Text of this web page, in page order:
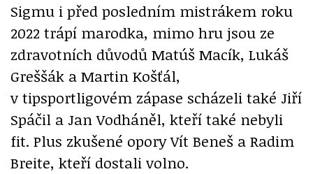
Sigmu i před posledním mistrákem roku
2022 trápí marodka, mimo hru jsou ze
zdravotních důvodů Matúš Macík, Lukáš
Greššák a Martin Košťál,
v tipsportligovém zápase scházeli také Jiří
Spáčil a Jan Vodháněl, kteří také nebyli
fit. Plus zkušené opory Vít Beneš a Radim
Breite, kteří dostali volno.